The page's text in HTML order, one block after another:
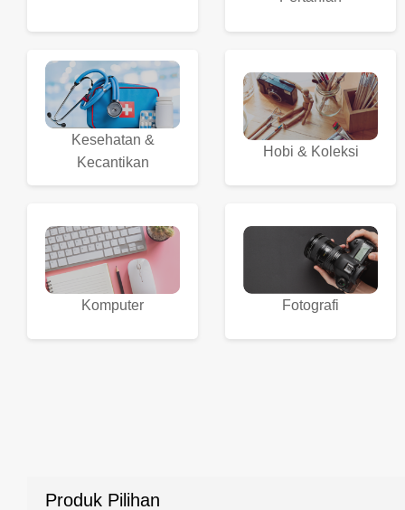
Kesehatan &
Kecantikan
Hobi & Koleksi
Komputer Fotografi
Produk Pilihan